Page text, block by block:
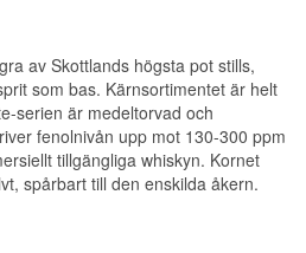
på vår podd:
år
70 CL
Dubbeldestillerad
2001
2007
av Skottlands högsta pot stills,
som bas. Kärnsortimentet är helt
serien är medeltorvad och
fenolnivån upp mot 130-300 ppm
tillgängliga whiskyn. Kornet
spårbart till den enskilda åkern.